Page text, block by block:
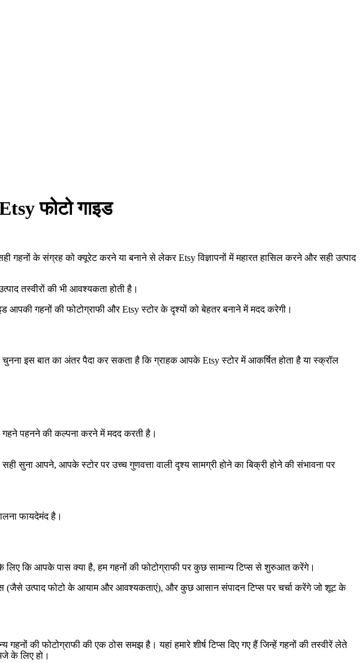
फोटो गाइड
के संग्रह को क्यूरेट करने या बनाने से लेकर Etsy विज्ञापनों में महारत हासिल करने और सही उत्पाद
तस्वीरों की भी आवश्यकता होती है।
गहनों की फोटोग्राफी और Etsy स्टोर के दृश्यों को बेहतर बनाने में मदद करेगी।
इस बात का अंतर पैदा कर सकता है कि ग्राहक आपके Etsy स्टोर में आकर्षित होता है या स्क्रॉल
गहने पहनने की कल्पना करने में मदद करती है।
सुना आपने, आपके स्टोर पर उच्च गुणवत्ता वाली दृश्य सामग्री होने का बिक्री होने की संभावना पर
फायदेमंद है।
लिए कि आपके पास क्या है, हम गहनों की फोटोग्राफी पर कुछ सामान्य टिप्स से शुरुआत करेंगे।
(जैसे उत्पाद फोटो के आयाम और आवश्यकताएं), और कुछ आसान संपादन टिप्स पर चर्चा करेंगे जो शूट के
की फोटोग्राफी की एक ठोस समझ है। यहां हमारे शीर्ष टिप्स दिए गए हैं जिन्हें गहनों की तस्वीरें लेते
के लिए हो।